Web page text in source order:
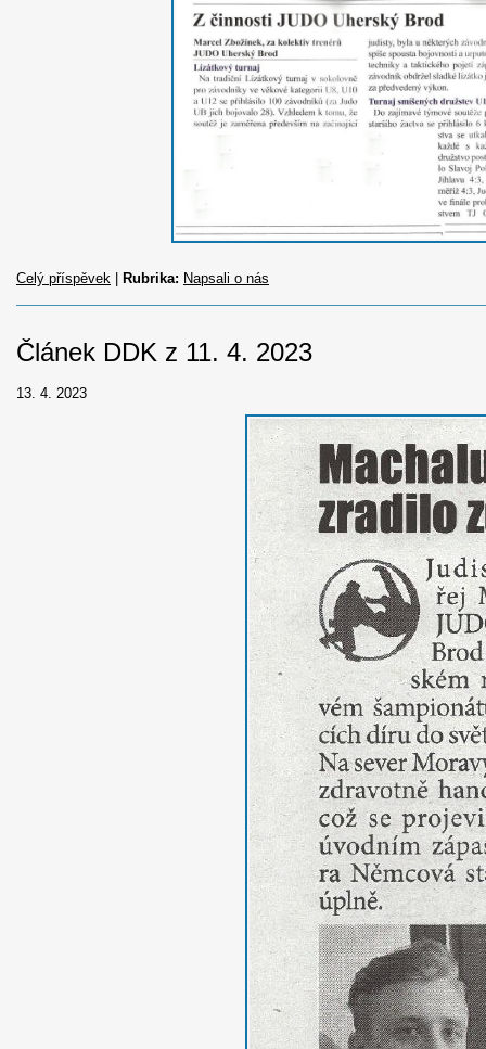
Celý příspěvek Rubrika: Napsali o nás
Článek DDK z 11. 4. 2023
13. 4. 2023